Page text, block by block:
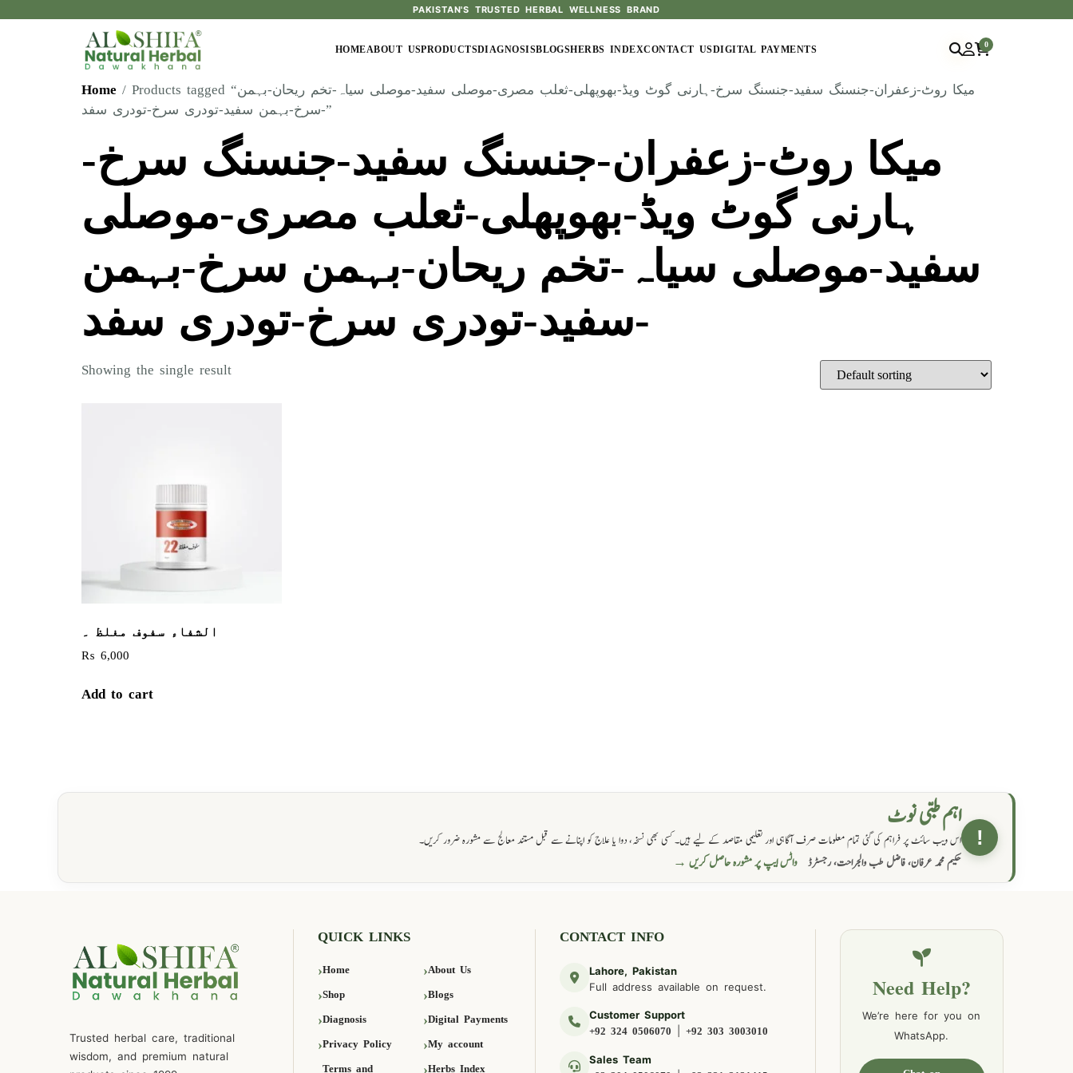
PAKISTAN'S TRUSTED HERBAL WELLNESS BRAND
HOMEABOUT USPRODUCTSDIAGNOSISBLOGSHERBS INDEXCONTACT USDIGITAL PAYMENTS
0
Home / Products tagged “میکا روٹ-زعفران-جنسنگ سفید-جنسنگ سرخ-ہارنی گوٹ ویڈ-بھوپھلی-ثعلب مصری-موصلی سفید-موصلی سیاہ-تخم ریحان-بہمن
سرخ-بہمن سفید-تودری سرخ-تودری سفد-”
میکا روٹ-زعفران-جنسنگ سفید-جنسنگ سرخ-
ہارنی گوٹ ویڈ-بھوپھلی-ثعلب مصری-موصلی
سفید-موصلی سیاہ-تخم ریحان-بہمن سرخ-بہمن
سفید-تودری سرخ-تودری سفد-
Showing the single result
الشفاء سفوف مغلظ ۔
₨ 6,000
Add to cart
!
اہم طبی نوٹ
اس ویب سائٹ پر فراہم کی گئی تمام معلومات صرف آگاہی اور تعلیمی مقاصد کے لیے ہیں۔ کسی بھی نسخہ، دوا یا علاج کو اپنانے سے قبل مستند معالج سے مشورہ ضرور کریں۔
حکیم محمد عرفان، فاضل طب والجراحت، رجسٹرڈ واٹس ایپ پر مشورہ حاصل کریں →
Trusted herbal care, traditional
wisdom, and premium natural
QUICK LINKS
Home About Us
Shop Blogs
Diagnosis Digital Payments
Privacy Policy My account
Terms and Herbs Index
CONTACT INFO
Lahore, Pakistan
Full address available on request.
Customer Support
+92 324 0506070 |+92 303 3003010
Sales Team
Need Help?
We’re here for you on
WhatsApp.